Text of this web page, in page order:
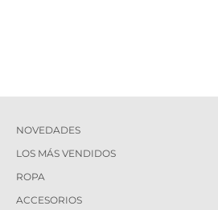
NOVEDADES
LOS MÁS VENDIDOS
ROPA
ACCESORIOS